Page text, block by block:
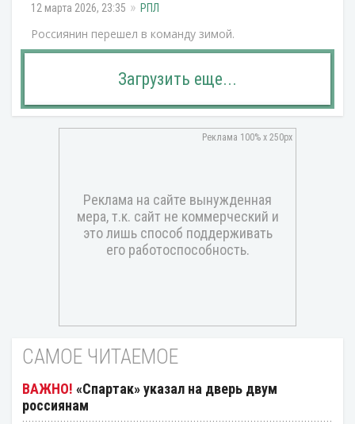
12 марта 2026, 23:35 РПЛ
Россиянин перешел в команду зимой.
Загрузить еще...
САМОЕ ЧИТАЕМОЕ
«Спартак» указал на дверь двум
россиянам